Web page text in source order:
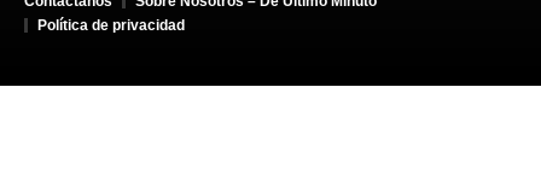
Política de privacidad